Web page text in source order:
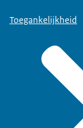
Toegankelijkheid